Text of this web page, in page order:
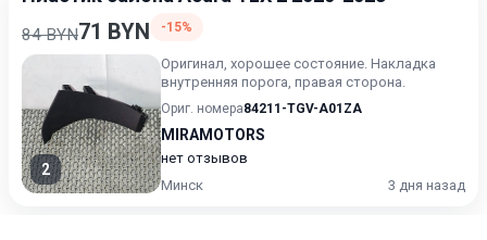
84 BYN71 BYN -15%
2
Оригинал, хорошее состояние. Накладка
внутренняя порога, правая сторона.
Ориг. номера84211-TGV-A01ZA
MIRAMOTORS
нет отзывов
Минск
3 дня назад